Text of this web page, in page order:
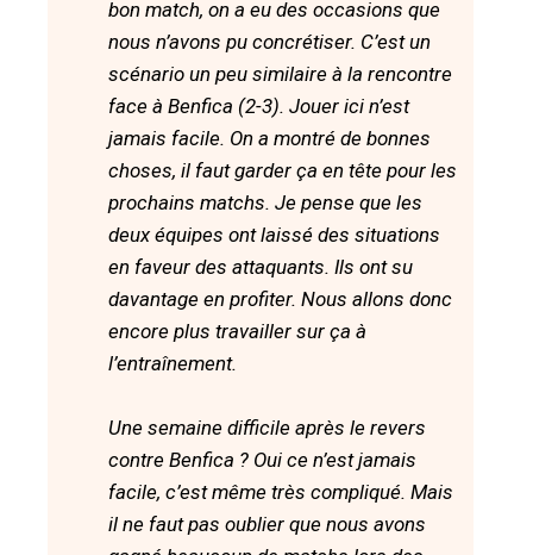
bon match, on a eu des occasions que
nous n’avons pu concrétiser. C’est un
scénario un peu similaire à la rencontre
face à Benfica (2-3). Jouer ici n’est
jamais facile. On a montré de bonnes
choses, il faut garder ça en tête pour les
prochains matchs. Je pense que les
deux équipes ont laissé des situations
en faveur des attaquants. Ils ont su
davantage en profiter. Nous allons donc
encore plus travailler sur ça à
l’entraînement.
Une semaine difficile après le revers
contre Benfica ? Oui ce n’est jamais
facile, c’est même très compliqué. Mais
il ne faut pas oublier que nous avons